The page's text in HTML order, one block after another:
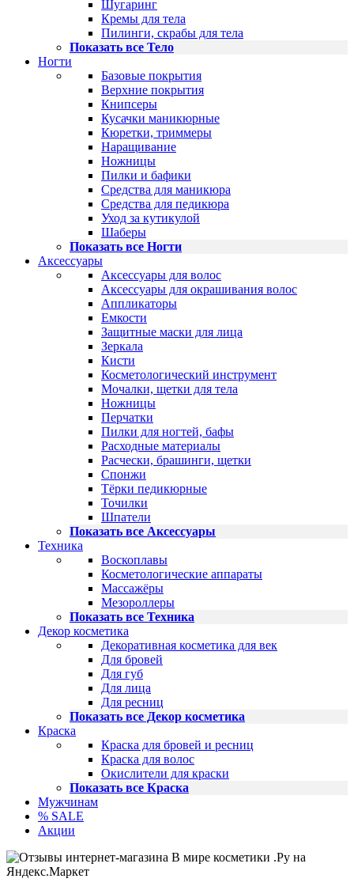
Шугаринг
Кремы для тела
Пилинги, скрабы для тела
Показать все Тело
Ногти
Базовые покрытия
Верхние покрытия
Книпсеры
Кусачки маникюрные
Кюретки, триммеры
Наращивание
Ножницы
Пилки и бафики
Средства для маникюра
Средства для педикюра
Уход за кутикулой
Шаберы
Показать все Ногти
Аксессуары
Аксессуары для волос
Аксессуары для окрашивания волос
Аппликаторы
Емкости
Защитные маски для лица
Зеркала
Кисти
Косметологический инструмент
Мочалки, щетки для тела
Ножницы
Перчатки
Пилки для ногтей, бафы
Расходные материалы
Расчески, брашинги, щетки
Спонжи
Тёрки педикюрные
Точилки
Шпатели
Показать все Аксессуары
Техника
Воскоплавы
Косметологические аппараты
Массажёры
Мезороллеры
Показать все Техника
Декор косметика
Декоративная косметика для век
Для бровей
Для губ
Для лица
Для ресниц
Показать все Декор косметика
Краска
Краска для бровей и ресниц
Краска для волос
Окислители для краски
Показать все Краска
Мужчинам
% SALE
Акции